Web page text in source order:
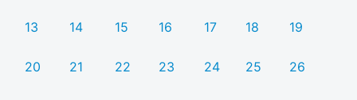
13 14 15 16 17 18 19
20 21 22 23 24 25 26